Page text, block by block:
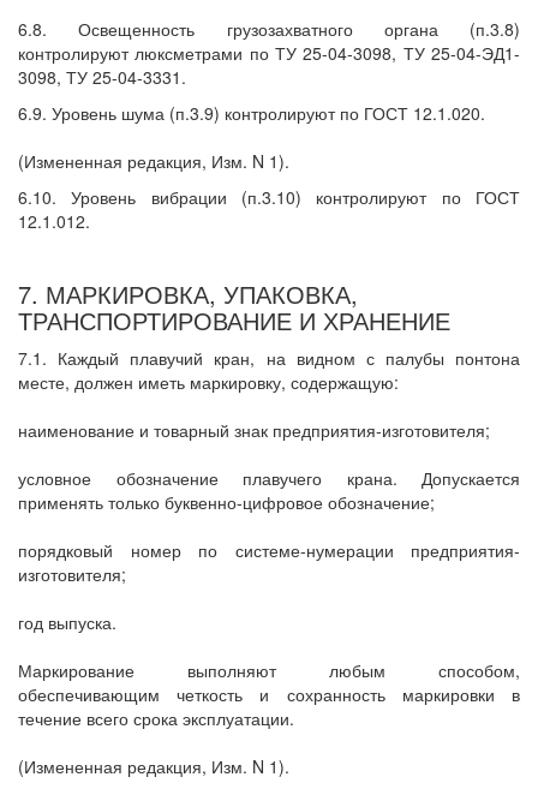
6.8. Освещенность грузозахватного органа (п.3.8)
контролируют люксметрами по ТУ 25-04-3098, ТУ 25-04-ЭД1-
3098, ТУ 25-04-3331.
6.9. Уровень шума (п.3.9) контролируют по ГОСТ 12.1.020.
(Измененная редакция, Изм. N 1).
6.10. Уровень вибрации (п.3.10) контролируют по ГОСТ
12.1.012.
7. МАРКИРОВКА, УПАКОВКА,
ТРАНСПОРТИРОВАНИЕ И ХРАНЕНИЕ
7.1. Каждый плавучий кран, на видном с палубы понтона
месте, должен иметь маркировку, содержащую:
наименование и товарный знак предприятия-изготовителя;
условное обозначение плавучего крана. Допускается
применять только буквенно-цифровое обозначение;
порядковый номер по системе-нумерации предприятия-
изготовителя;
год выпуска.
Маркирование выполняют любым способом,
обеспечивающим четкость и сохранность маркировки в
течение всего срока эксплуатации.
(Измененная редакция, Изм. N 1).